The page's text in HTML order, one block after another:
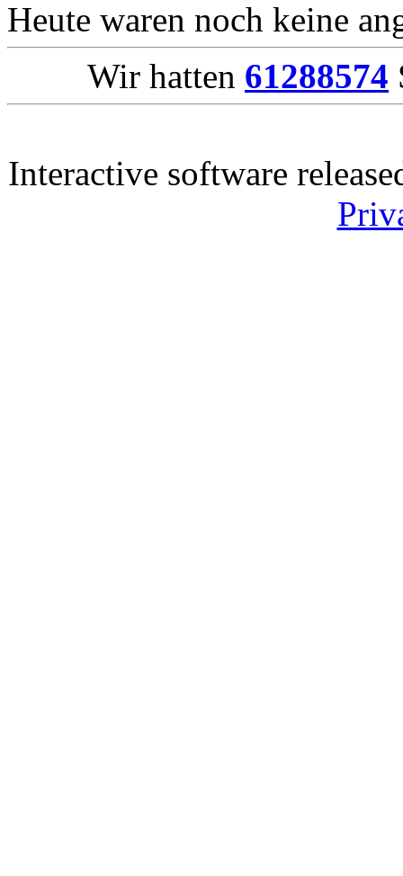
Heute waren noch keine
Wir hatten 61288574
Interactive software